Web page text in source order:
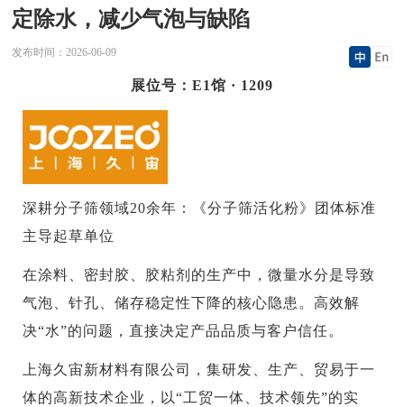
定除水，减少气泡与缺陷
发布时间： 2026-06-09
展位号：E1馆 · 1209
深耕分子筛领域20余年：《分子筛活化粉》团体标准
主导起草单位
在涂料、密封胶、胶粘剂的生产中，微量水分是导致
气泡、针孔、储存稳定性下降的核心隐患。高效解
决“水”的问题，直接决定产品品质与客户信任。
上海久宙新材料有限公司，集研发、生产、贸易于一
体的高新技术企业，以“工贸一体、技术领先”的实